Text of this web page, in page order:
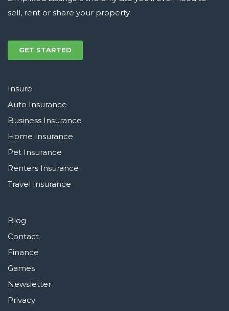
sell, rent or share your property.
GET STARTED
Insure
Auto Insurance
Business Insurance
Home Insurance
Pet Insurance
Renters Insurance
Travel Insurance
Blog
Contact
Finance
Games
Newsletter
Privacy